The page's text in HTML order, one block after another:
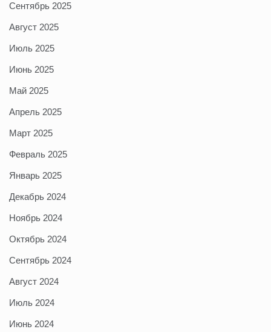
Сентябрь 2025
Август 2025
Июль 2025
Июнь 2025
Май 2025
Апрель 2025
Март 2025
Февраль 2025
Январь 2025
Декабрь 2024
Ноябрь 2024
Октябрь 2024
Сентябрь 2024
Август 2024
Июль 2024
Июнь 2024